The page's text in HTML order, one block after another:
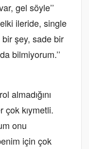
gel söyle’’
ileride, single
şey, sade bir
bilmiyorum.’’
almadığını
çok kıymetli.
onu
için çok